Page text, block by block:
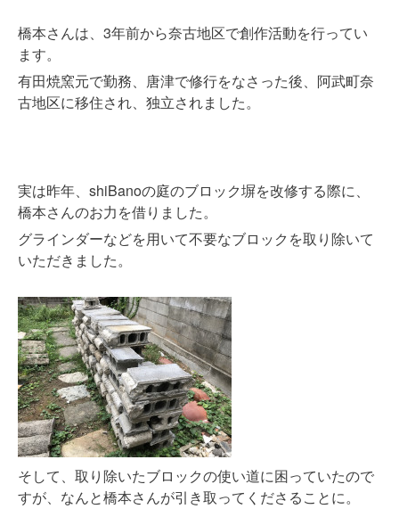
橋本さんは、3年前から奈古地区で創作活動を行ってい
ます。
有田焼窯元で勤務、唐津で修行をなさった後、阿武町奈
古地区に移住され、独立されました。
実は昨年、shiBanoの庭のブロック塀を改修する際に、
橋本さんのお力を借りました。
グラインダーなどを用いて不要なブロックを取り除いて
いただきました。
そして、取り除いたブロックの使い道に困っていたので
すが、なんと橋本さんが引き取ってくださることに。